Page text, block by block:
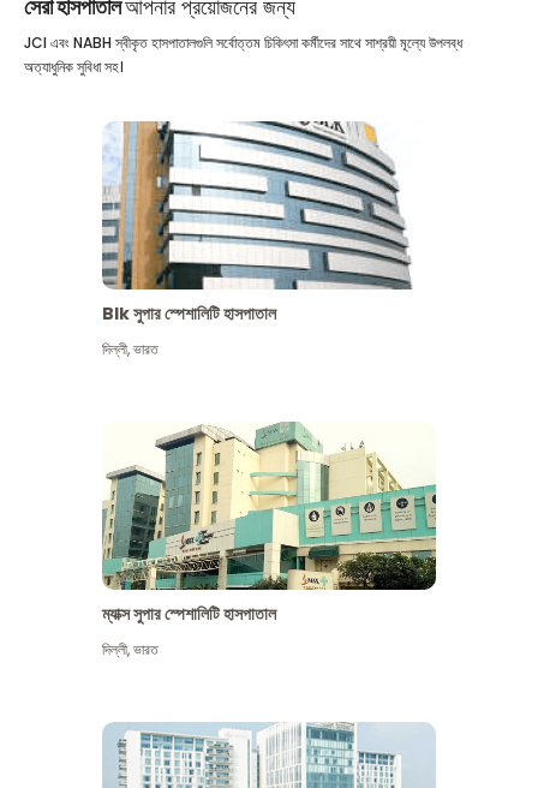
সেরা হাসপাতালআপনার প্রয়োজনের জন্য
JCI এবং NABH স্বীকৃত হাসপাতালগুলি সর্বোত্তম চিকিৎসা কর্মীদের সাথে সাশ্রয়ী মূল্যে উপলব্ধ
অত্যাধুনিক সুবিধা সহ।
Blk সুপার স্পেশালিটি হাসপাতাল
দিল্লী,ভারত
ম্যাক্স সুপার স্পেশালিটি হাসপাতাল
দিল্লী,ভারত